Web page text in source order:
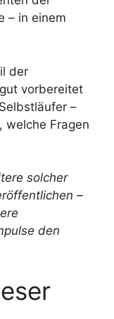
– in einem
der
vorbereitet
–
welche Fragen
solcher
–
den